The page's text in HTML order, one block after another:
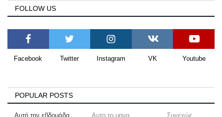
FOLLOW US
Facebook Twitter Instagram VK Youtube
POPULAR POSTS
Αυτή την εβδομάδα Αυτο το μηνα Συνεχώς